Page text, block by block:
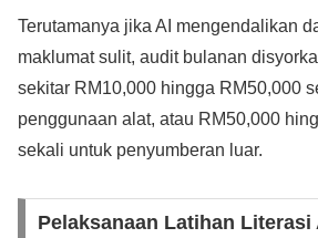
Terutamanya jika AI mengendalikan
maklumat sulit, audit bulanan
sekitar RM10,000 hingga RM50,000
penggunaan alat, atau RM50,000
sekali untuk penyumberan luar.
Pelaksanaan Latihan Literasi